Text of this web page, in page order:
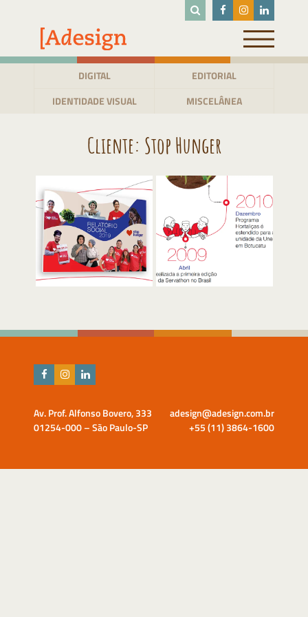
conteúdo
DIGITAL
EDITORIAL
IDENTIDADE VISUAL
MISCELÂNEA
Cliente: Stop Hunger
Av. Prof. Alfonso Bovero, 333
01254-000 – São Paulo-SP
adesign@adesign.com.br
+55 (11) 3864-1600